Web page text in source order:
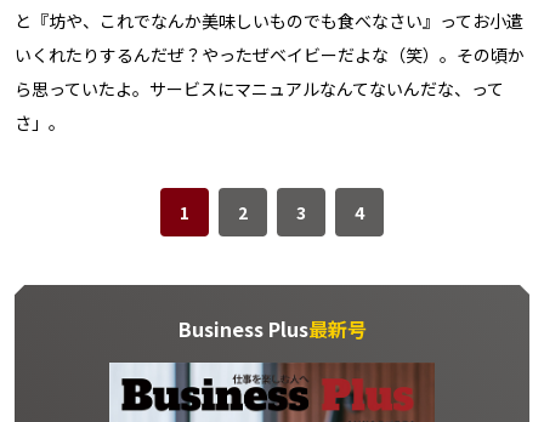
と『坊や、これでなんか美味しいものでも食べなさい』ってお小遣
いくれたりするんだぜ？やったぜベイビーだよな（笑）。その頃か
ら思っていたよ。サービスにマニュアルなんてないんだな、って
さ」。
1 2 3 4
Business Plus最新号